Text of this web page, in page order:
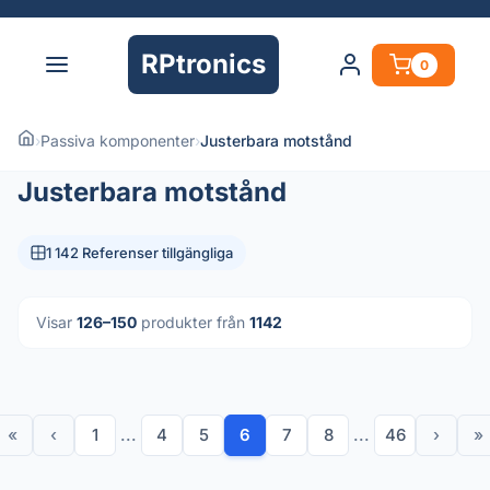
RPtronics 0
›Passiva komponenter›Justerbara motstånd
Justerbara motstånd
1 142 Referenser tillgängliga
Visar 126–150 produkter från 1142
« ‹ 1 ... 4 5 6 7 8 ... 46 › »